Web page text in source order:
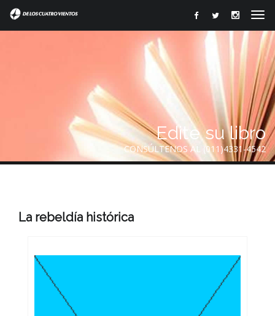
Edite su libro
CONSÚLTENOS AL (011)4331-4542
La rebeldía histórica